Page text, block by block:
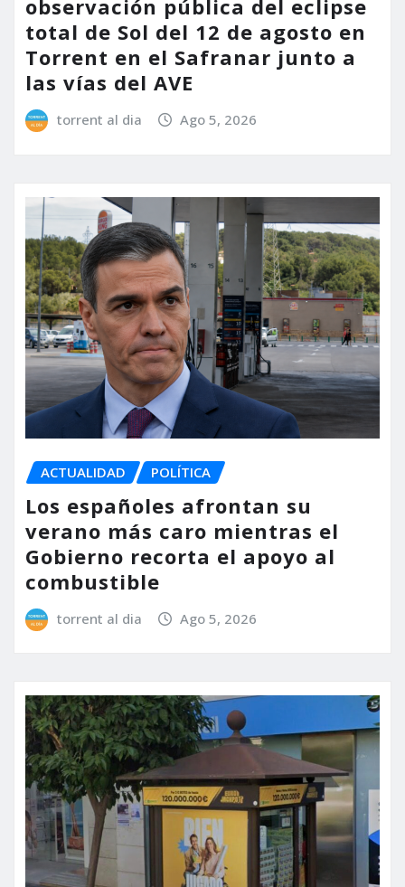
observación pública del eclipse
total de Sol del 12 de agosto en
Torrent en el Safranar junto a
las vías del AVE
torrent al dia Ago 5, 2026
ACTUALIDAD POLÍTICA
Los españoles afrontan su
verano más caro mientras el
Gobierno recorta el apoyo al
combustible
torrent al dia Ago 5, 2026